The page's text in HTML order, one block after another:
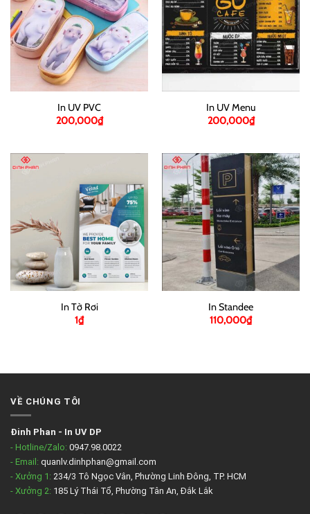
In UV PVC
200,000₫
In UV Menu
200,000₫
In Tờ Rơi
1₫
In Standee
110,000₫
VỀ CHÚNG TÔI
Đinh Phan - In UV DP
- Hotline/Zalo: 0947.98.0022
- Email: quanlv.dinhphan@gmail.com
- Xưởng 1: 234/3 Tô Ngọc Vân, Phường Linh Đông, TP. HCM
- Xưởng 2: 185 Lý Thái Tổ, Phường Tân An, Đắk Lắk